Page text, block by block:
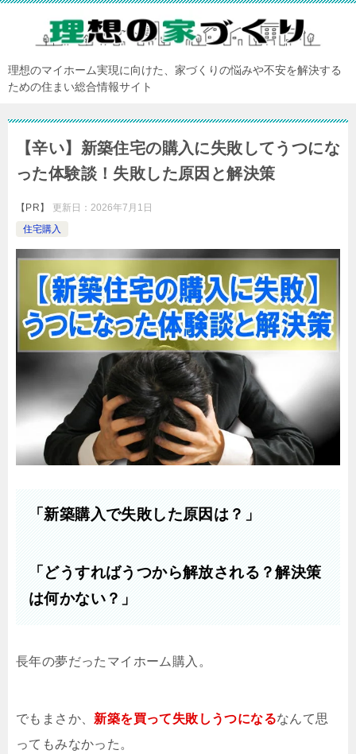
理想のマイホーム実現に向けた、家づくりの悩みや不安を解決する
ための住まい総合情報サイト
【辛い】新築住宅の購入に失敗してうつにな
った体験談！失敗した原因と解決策
【PR】 更新日： 2026年7月1日
住宅購入
「新築購入で失敗した原因は？」
「どうすればうつから解放される？解決策
は何かない？」
長年の夢だったマイホーム購入。
でもまさか、 新築を買って失敗しうつになるなんて思
ってもみなかった。